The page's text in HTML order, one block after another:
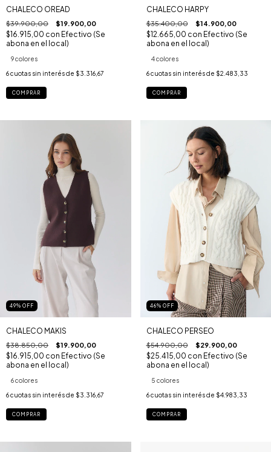
CHALECO OREAD
$39.900,00 $19.900,00
$16.915,00 con Efectivo (Se
abona en el local)
9 colores
6cuotas sin interés de $3.316,67
COMPRAR
CHALECO HARPY
$35.400,00 $14.900,00
$12.665,00 con Efectivo (Se
abona en el local)
4 colores
6 cuotas sin interés de $2.483,33
COMPRAR
49% OFF
CHALECO MAKIS
$38.850,00 $19.900,00
$16.915,00 con Efectivo (Se
abona en el local)
6 colores
6cuotas sin interés de $3.316,67
COMPRAR
46% OFF
CHALECO PERSEO
$54.900,00 $29.900,00
$25.415,00 con Efectivo (Se
abona en el local)
5 colores
6 cuotas sin interés de $4.983,33
COMPRAR